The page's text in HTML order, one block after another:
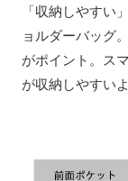
「収納しやすい
ョルダーバッグ
がポイント。ス
が収納しやすい